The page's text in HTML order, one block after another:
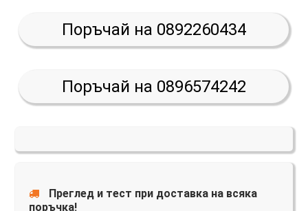
Поръчай на 0892260434
Поръчай на 0896574242
Преглед и тест при доставка на всяка
поръчка!